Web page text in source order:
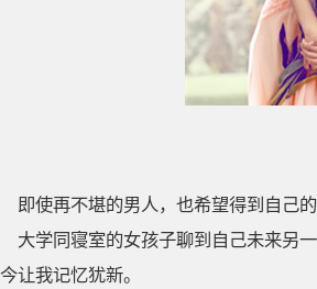
即使再不堪的男人，也希望得到自己
大学同寝室的女孩子聊到自己未来另
今让我记忆犹新。